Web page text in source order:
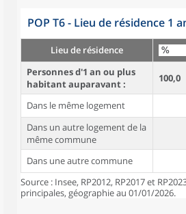
POP T6 - Lieu de résidence 1
Lieu de résidence
Personnes d'1 an ou plus
habitant auparavant :
100,0
Dans le même logement
Dans un autre logement de la
même commune
Dans une autre commune
Source : Insee, RP2012, RP2017 et
principales, géographie au 01/01/2026.